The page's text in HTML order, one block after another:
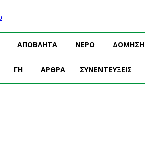
ΑΠΟΒΛΗΤΑ ΝΕΡΟ ΔΟΜΗΣΗ
ΓΗ ΑΡΘΡΑ ΣΥΝΕΝΤΕΥΞΕΙΣ